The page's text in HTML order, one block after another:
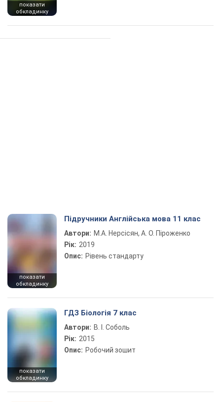
показати
обкладинку
показати
обкладинку
Підручники Англійська мова 11 клас
Автори: М.А. Нерсісян, А. О. Піроженко
Рік: 2019
Опис: Рівень стандарту
показати
обкладинку
ГДЗ Біологія 7 клас
Автори: В. І. Соболь
Рік: 2015
Опис: Робочий зошит